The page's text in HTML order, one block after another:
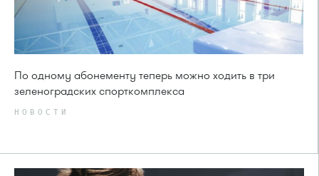
По одному абонементу теперь можно ходить в три
зеленоградских спорткомплекса
НОВОСТИ